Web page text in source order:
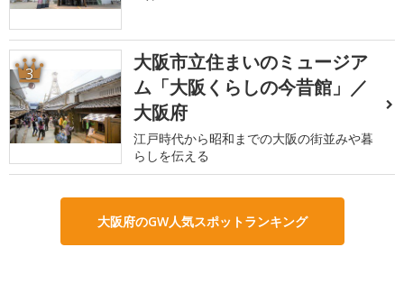
3
大阪市立住まいのミュージア
ム「大阪くらしの今昔館」／
大阪府
江戸時代から昭和までの大阪の街並みや暮
らしを伝える
大阪府のGW人気スポットランキング